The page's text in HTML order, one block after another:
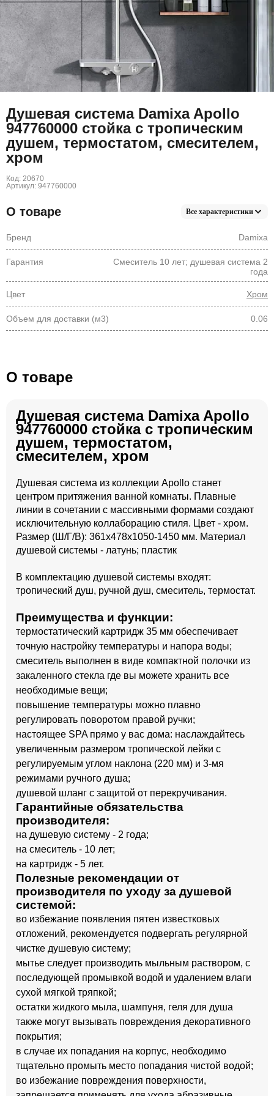
Душевая система Damixa Apollo
947760000 стойка с тропическим
душем, термостатом, смесителем,
хром
Код: 20670
Артикул: 947760000
О товаре Все характеристики
Бренд Damixa
Гарантия
Смеситель 10 лет; душевая система 2
года
Цвет Хром
Объем для доставки (м3) 0.06
О товаре
Душевая система Damixa Apollo
947760000 стойка с тропическим
душем, термостатом,
смесителем, хром
Душевая система из коллекции Apollo станет
центром притяжения ванной комнаты. Плавные
линии в сочетании с массивными формами создают
исключительную коллаборацию стиля. Цвет - хром.
Размер (Ш/Г/В): 361x478x1050-1450 мм. Материал
душевой системы - латунь; пластик
В комплектацию душевой системы входят:
тропический душ, ручной душ, смеситель, термостат.
Преимущества и функции:
термостатический картридж 35 мм обеспечивает
точную настройку температуры и напора воды;
смеситель выполнен в виде компактной полочки из
закаленного стекла где вы можете хранить все
необходимые вещи;
повышение температуры можно плавно
регулировать поворотом правой ручки;
настоящее SPA прямо у вас дома: наслаждайтесь
увеличенным размером тропической лейки с
регулируемым углом наклона (220 мм) и 3-мя
режимами ручного душа;
душевой шланг с защитой от перекручивания.
Гарантийные обязательства
производителя:
на душевую систему - 2 года;
на смеситель - 10 лет;
на картридж - 5 лет.
Полезные рекомендации от
производителя по уходу за душевой
системой:
во избежание появления пятен известковых
отложений, рекомендуется подвергать регулярной
чистке душевую систему;
мытье следует производить мыльным раствором, с
последующей промывкой водой и удалением влаги
сухой мягкой тряпкой;
остатки жидкого мыла, шампуня, геля для душа
также могут вызывать повреждения декоративного
покрытия;
в случае их попадания на корпус, необходимо
тщательно промыть место попадания чистой водой;
во избежание повреждения поверхности,